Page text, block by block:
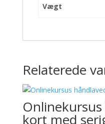
Vægt
Relaterede
kort med